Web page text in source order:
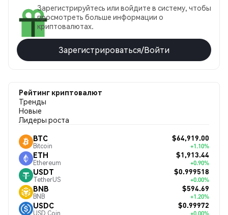
Зарегистрируйтесь или войдите в систему, чтобы
просмотреть больше информации о
криптовалютах.
Зарегистрироваться/Войти
Рейтинг криптовалют
Тренды
Новые
Лидеры роста
BTC
Bitcoin
$64,919.00
+1.10%
ETH
Ethereum
$1,913.44
+0.90%
USDT
TetherUS
$0.999518
+0.00%
BNB
BNB
$594.69
+1.20%
USDC
USD Coin
$0.99972
+0.00%